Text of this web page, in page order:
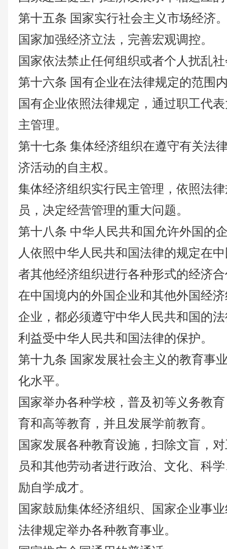
第十五条 国家实行社会主义市场经济
国家加强经济立法，完善宏观调控。
国家依法禁止任何组织或者个人扰乱
第十六条 国有企业在法律规定的范围
国有企业依照法律规定，通过职工代
主管理。
第十七条 集体经济组织在遵守有关法
济活动的自主权。
集体经济组织实行民主管理，依照法
员，决定经营管理的重大问题。
第十八条 中华人民共和国允许外国的
人依照中华人民共和国法律的规定在
者其他经济组织进行各种形式的经济
在中国境内的外国企业和其他外国经
企业，都必须遵守中华人民共和国的
利益受中华人民共和国法律的保护。
第十九条 国家发展社会主义的教育事
化水平。
国家举办各种学校，普及初等义务教
育和高等教育，并且发展学前教育。
国家发展各种教育设施，扫除文盲，
员和其他劳动者进行政治、文化、科
励自学成才。
国家鼓励集体经济组织、国家企业事
法律规定举办各种教育事业。